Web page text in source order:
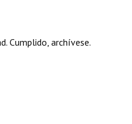
Cumplido, archívese.